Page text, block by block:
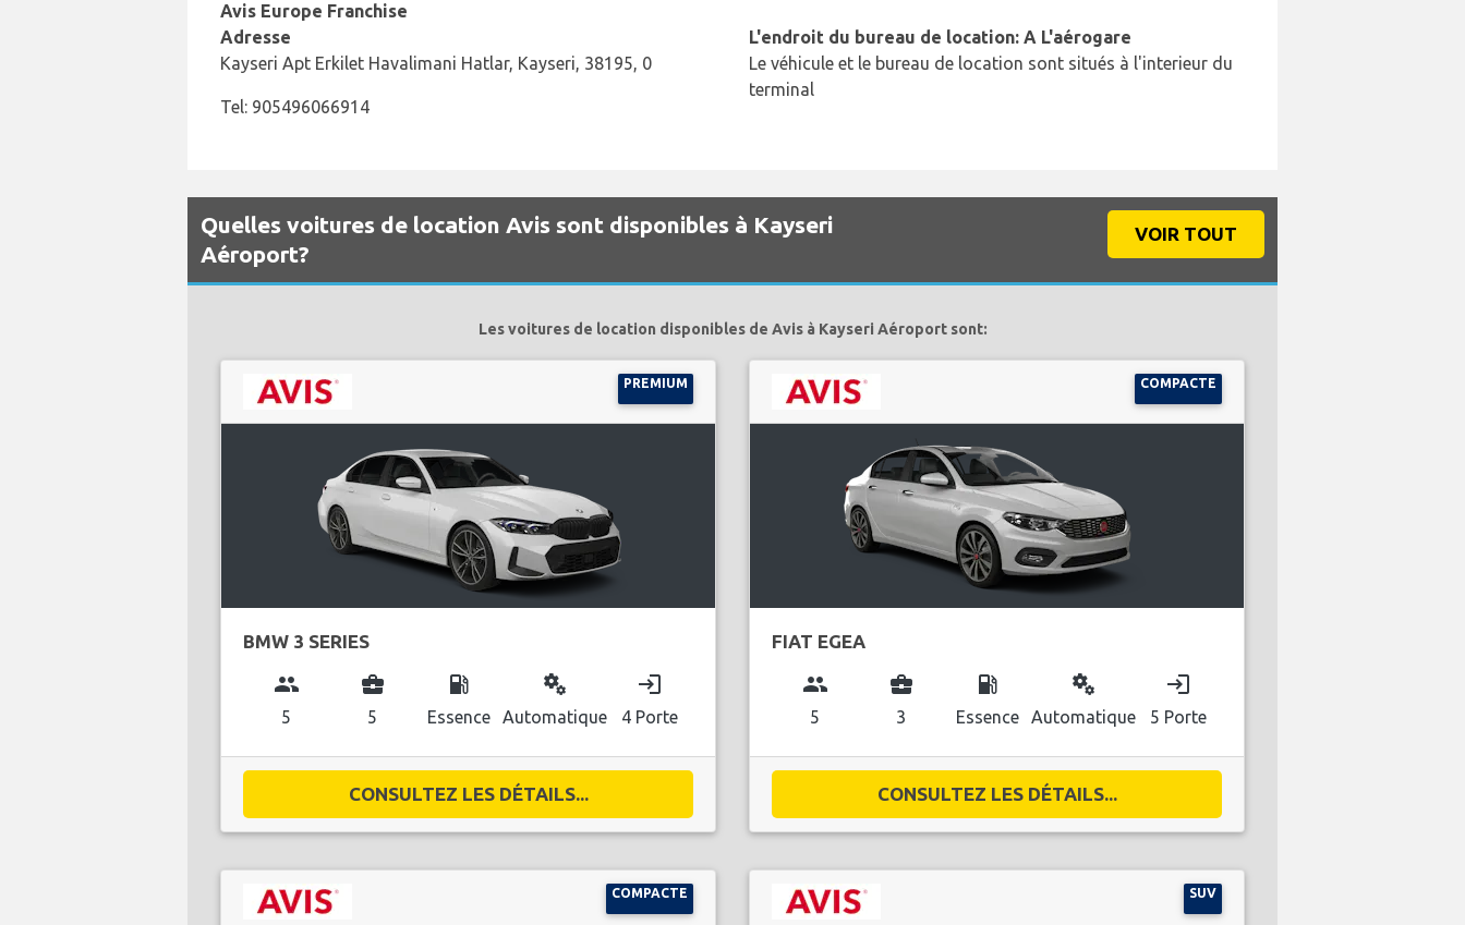
Avis Europe Franchise
Adresse
Kayseri Apt Erkilet Havalimani Hatlar, Kayseri, 38195, 0
Tel: 905496066914
L'endroit du bureau de location: A L'aérogare
Le véhicule et le bureau de location sont situés à l'interieur du
terminal
Quelles voitures de location Avis sont disponibles à Kayseri
Aéroport?
VOIR TOUT
Les voitures de location disponibles de Avis à Kayseri Aéroport sont:
PREMIUM
BMW 3 SERIES
group
5
business_center
5
local_gas_station
Essence
miscellaneous_services
Automatique
login
4 Porte
CONSULTEZ LES DÉTAILS...
COMPACTE
FIAT EGEA
group
5
business_center
3
local_gas_station
Essence
miscellaneous_services
Automatique
login
5 Porte
CONSULTEZ LES DÉTAILS...
COMPACTE SUV